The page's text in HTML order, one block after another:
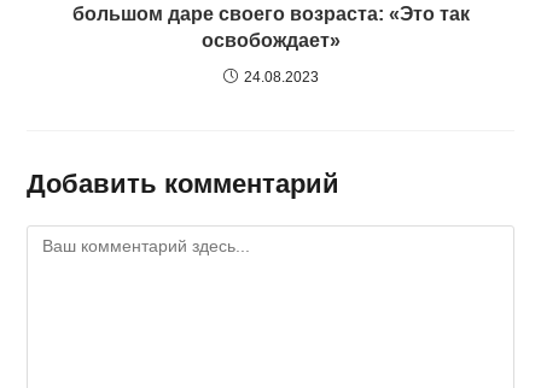
большом даре своего возраста: «Это так
освобождает»
24.08.2023
Добавить комментарий
Комментарий